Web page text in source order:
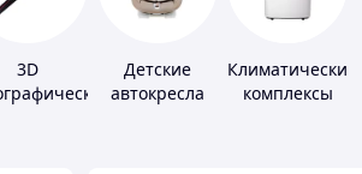
3D
Детские
автокресла
Климатические
комплексы